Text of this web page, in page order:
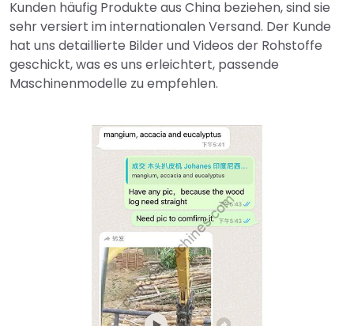
Kunden häufig Produkte aus China beziehen, sind sie
sehr versiert im internationalen Versand. Der Kunde
hat uns detaillierte Bilder und Videos der Rohstoffe
geschickt, was es uns erleichtert, passende
Maschinenmodelle zu empfehlen.